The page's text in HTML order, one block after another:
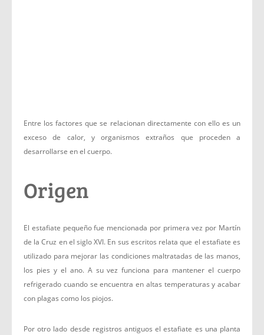
Entre los factores que se relacionan directamente con ello es un
exceso de calor, y organismos extraños que proceden a
desarrollarse en el cuerpo.
Origen
El estafiate pequeño fue mencionada por primera vez por Martín
de la Cruz en el siglo XVI. En sus escritos relata que el estafiate es
utilizado para mejorar las condiciones maltratadas de las manos,
los pies y el ano. A su vez funciona para mantener el cuerpo
refrigerado cuando se encuentra en altas temperaturas y acabar
con plagas como los piojos.
Por otro lado desde registros antiguos el estafiate es una planta